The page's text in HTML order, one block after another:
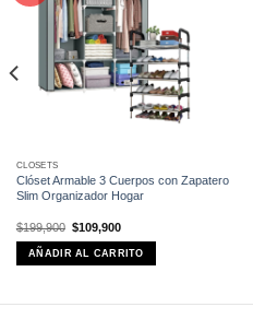
CLOSETS
Clóset Armable 3 Cuerpos con Zapatero
Slim Organizador Hogar
$199,900 El
precio
original
era:
$199,900.
$109,900El
actual
es:
$109,900.
AÑADIR AL CARRITO